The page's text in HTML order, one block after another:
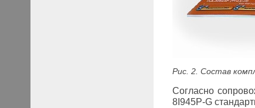
Рис. 2. Состав
Согласно
8I945P-G